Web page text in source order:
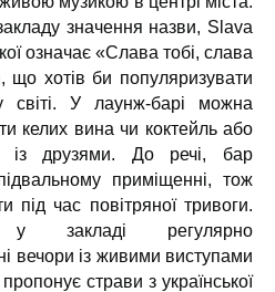
значення назви, Slava
означає «Слава тобі, слава
що хотів би популяризувати
У лаунж-барі можна
келих вина чи коктейль або
із друзями. До речі, бар
приміщенні, тож
під час повітряної тривоги.
у закладі регулярно
вечори із живими виступами
страви з української